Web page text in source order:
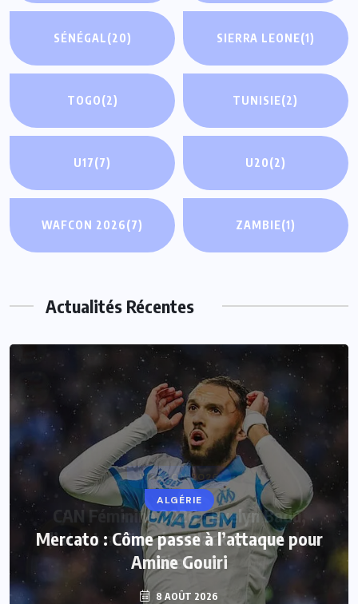
SÉNÉGAL(20) SIERRA LEONE(1)
TOGO(2) TUNISIE(2)
U17(7) U20(2)
WAFCON 2026(7) ZAMBIE(1)
Actualités Récentes
ALGÉRIE
Mercato : Côme passe à l’attaque pour
Amine Gouiri
8 AOÛT 2026